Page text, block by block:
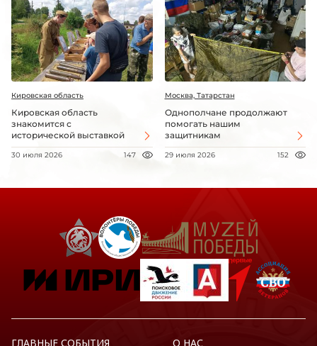
Кировская область
Кировская область
знакомится с
исторической выставкой
30 июля 2026 147
Москва, Татарстан
Однополчане продолжают
помогать нашим
защитникам
29 июля 2026 152
ГЛАВНЫЕ СОБЫТИЯ О НАС